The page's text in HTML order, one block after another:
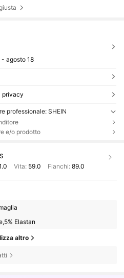
agosto 18
privacy
professionale: SHEIN
e/o prodotto
Vita: 59.0 Fianchi: 89.0
Elastan
altro